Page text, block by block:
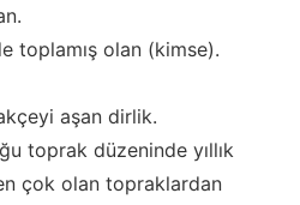
toplamış olan (kimse).
aşan dirlik.
toprak düzeninde yıllık
çok olan topraklardan